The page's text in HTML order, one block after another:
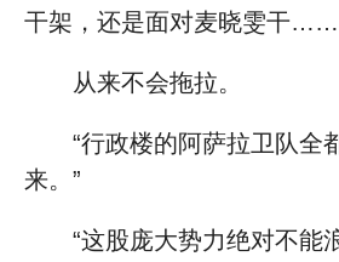
干架，还是面对麦晓雯干……
从来不会拖拉。
“行政楼的阿萨拉卫队全
来。”
“这股庞大势力绝对不能